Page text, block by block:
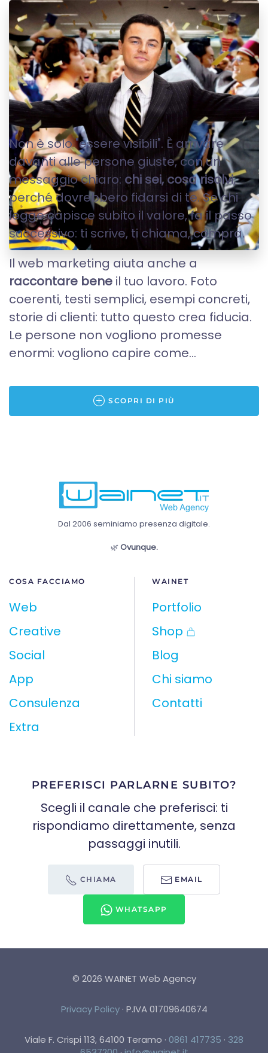
WEB MARKETING
Non è solo "essere visibili". È arrivare
davanti alle persone giuste, con un
messaggio chiaro: chi sei, cosa risolvi,
perché dovrebbero fidarsi di te. Se chi
legge capisce subito il valore, fa il passo
successivo: ti scrive, ti chiama, compra.
Il web marketing aiuta anche a
raccontare bene il tuo lavoro. Foto
coerenti, testi semplici, esempi concreti,
storie di clienti: tutto questo crea fiducia.
Le persone non vogliono promesse
enormi: vogliono capire come...
SCOPRI DI PIÙ
Dal 2006 seminiamo presenza digitale.
🌿 Ovunque.
COSA FACCIAMO
Web
Creative
Social
App
Consulenza
Extra
WAINET
Portfolio
Shop
Blog
Chi siamo
Contatti
PREFERISCI PARLARNE SUBITO?
Scegli il canale che preferisci: ti
rispondiamo direttamente, senza
passaggi inutili.
CHIAMA EMAIL
WHATSAPP
© 2026 WAINET Web Agency
Privacy Policy · P.IVA 01709640674
Viale F. Crispi 113, 64100 Teramo · 0861 417735 · 328